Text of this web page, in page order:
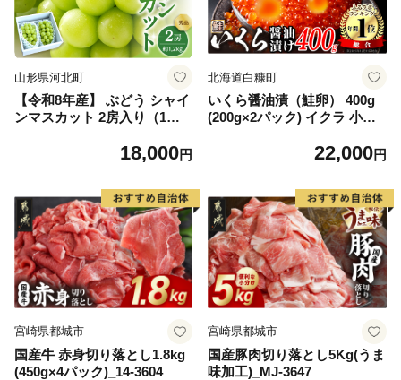
山形県河北町
【令和8年産】 ぶどう シャイ
ンマスカット 2房入り（1房6
産【山形eLab】 ka074-023-r
18,000円
北海道白糠町
いくら醤油漬（鮭卵） 400g
(200g×2パック) イクラ 小分
くら醤油漬け 鮭 鮭卵 ikura
大好評品 北海道 白糠町
22,000円
宮崎県都城市
国産牛 赤身切り落とし1.8kg
(450g×4パック)_14-3604
宮崎県都城市
国産豚肉切り落とし5Kg(うま
味加工)_MJ-3647